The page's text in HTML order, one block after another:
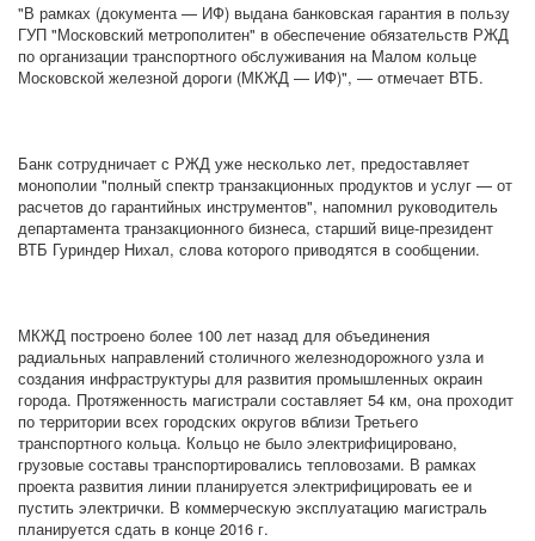
"В рамках (документа — ИФ) выдана банковская гарантия в пользу
ГУП "Московский метрополитен" в обеспечение обязательств РЖД
по организации транспортного обслуживания на Малом кольце
Московской железной дороги (МКЖД — ИФ)", — отмечает ВТБ.
Банк сотрудничает с РЖД уже несколько лет, предоставляет
монополии "полный спектр транзакционных продуктов и услуг — от
расчетов до гарантийных инструментов", напомнил руководитель
департамента транзакционного бизнеса, старший вице-президент
ВТБ Гуриндер Нихал, слова которого приводятся в сообщении.
МКЖД построено более 100 лет назад для объединения
радиальных направлений столичного железнодорожного узла и
создания инфраструктуры для развития промышленных окраин
города. Протяженность магистрали составляет 54 км, она проходит
по территории всех городских округов вблизи Третьего
транспортного кольца. Кольцо не было электрифицировано,
грузовые составы транспортировались тепловозами. В рамках
проекта развития линии планируется электрифицировать ее и
пустить электрички. В коммерческую эксплуатацию магистраль
планируется сдать в конце 2016 г.